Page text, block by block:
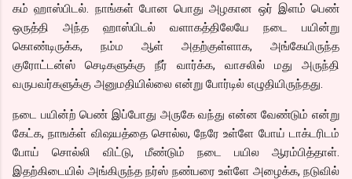
கம் ஹாஸ்பிடல். நாங்கள் போன பொது அழகான ஒர் இளம் பெண்
ஒருத்தி அந்த ஹாஸ்பிடல் வளாகத்திலேயே நடை பயின்று
கொண்டிருக்க, நம்ம ஆள் அதற்குள்ளாக, அங்கேயிருந்த
குரோட்டன்ஸ் செடிகளுக்கு நீர் வார்க்க, வாசலில் மது அருந்தி
வருபவர்களுக்கு அனுமதியில்லை என்று போர்டில் எழுதியிருந்தது.
நடை பயின்ற் பெண் இப்போது அருகே வந்து என்ன வேண்டும் என்று
கேட்க, நாஙக்ள் விஷயத்தை சொல்ல, நேரே உள்ளே போய் டாக்டரிடம்
போய் சொல்லி விட்டு, மீண்டும் நடை பயில ஆரம்பித்தாள்.
இதற்கிடையில் அங்கிருந்த நர்ஸ் நண்பரை உள்ளே அழைக்க, நடுவில்